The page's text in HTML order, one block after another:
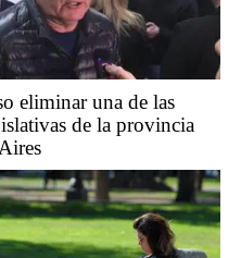
eliminar una de las
de la provincia